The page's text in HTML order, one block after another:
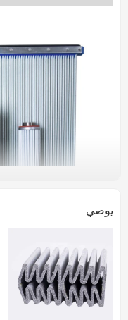
يوصي